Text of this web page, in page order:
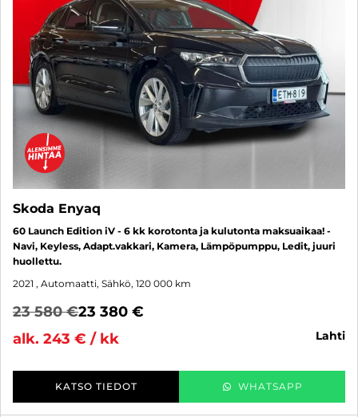
Skoda Enyaq
60 Launch Edition iV - 6 kk korotonta ja kulutonta maksuaikaa! -
Navi, Keyless, Adapt.vakkari, Kamera, Lämpöpumppu, Ledit, juuri
huollettu.
2021 , Automaatti, Sähkö, 120 000 km
23 580 €23 380 €
alk. 243 € / kk
lahti
KATSO TIEDOT WHATSAPP